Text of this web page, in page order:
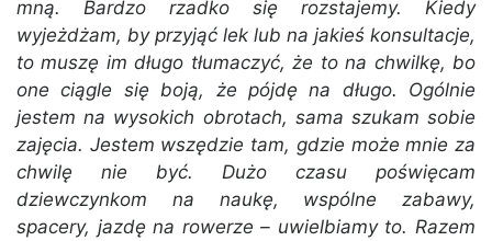
mną. Bardzo rzadko się rozstajemy. Kiedy
wyjeżdżam, by przyjąć lek lub na jakieś konsultacje,
to muszę im długo tłumaczyć, że to na chwilkę, bo
one ciągle się boją, że pójdę na długo. Ogólnie
jestem na wysokich obrotach, sama szukam sobie
zajęcia. Jestem wszędzie tam, gdzie może mnie za
chwilę nie być. Dużo czasu poświęcam
dziewczynkom na naukę, wspólne zabawy,
spacery, jazdę na rowerze – uwielbiamy to. Razem